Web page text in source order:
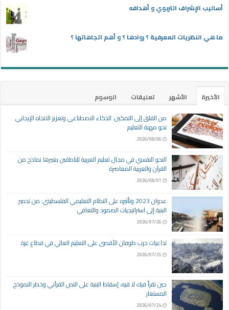
أساليب الإشراف التربوي و أهدافه
ما هي النظريات المعرفية ؟ روادها ؟ و أهم اتجاهاتها ؟
الأخيرة الأشهر تعليقات
الوسوم
من القلق إلى التمكين: الذكاء الاصطناعي وتعزيز الاتجاه الإيجابي
نحو مهنة التعليم
2026/08/06
النحو النفسي في مجال تعليم العربية للناطقين بغيرها نماذج من
القرآن والعربية المعاصرة
2026/08/01
عدوان 2023 وتأثيره على النظام التعليمي الفلسطيني: من تدمير
البنية إلى استراتيجيات الصمود والتعافي
2026/07/26
تداعيات حرب طوفان الأقصى على التعليم العالي في قطاع غزة
2026/07/25
حين تقرأ فيك لا فيه، إسقاط البنية على النص القرآني وخطر النموذج
المستعار
2026/07/24